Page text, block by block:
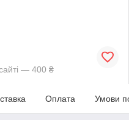
— 400 ₴
Оплата Умови